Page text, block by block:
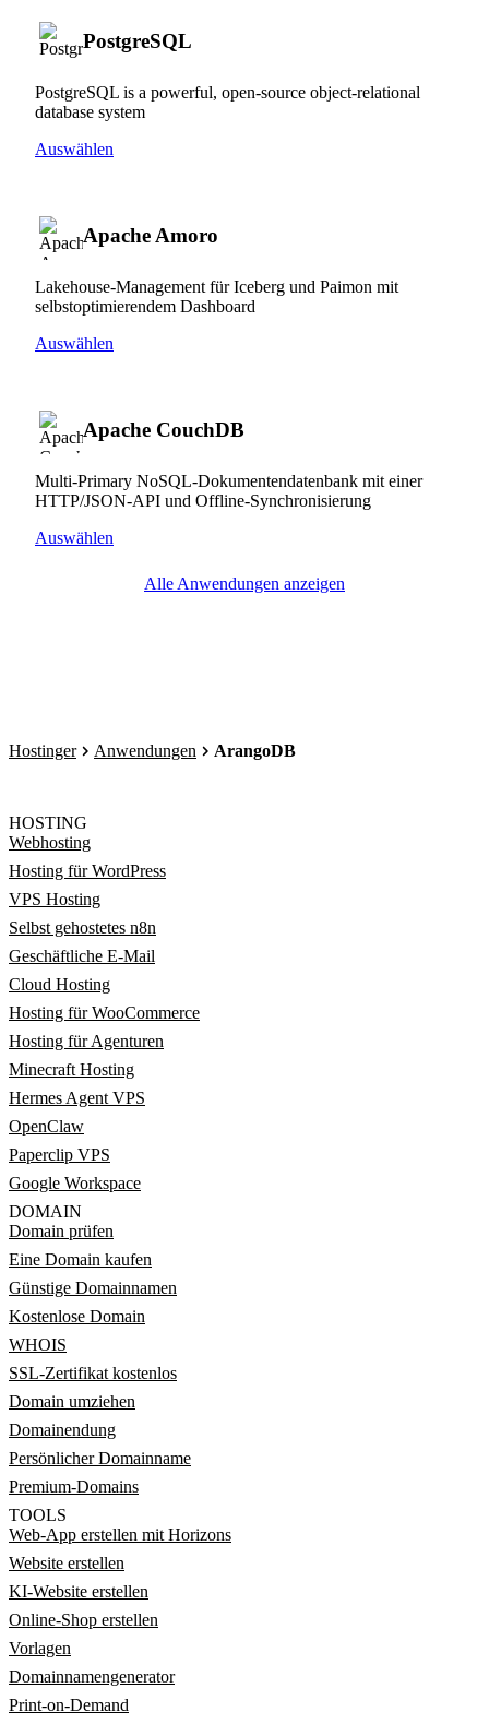
PostgreSQL
PostgreSQL is a powerful, open-source object-relational
database system
Auswählen
Apache Amoro
Lakehouse-Management für Iceberg und Paimon mit
selbstoptimierendem Dashboard
Auswählen
Apache CouchDB
Multi-Primary NoSQL-Dokumentendatenbank mit einer
HTTP/JSON-API und Offline-Synchronisierung
Auswählen
Alle Anwendungen anzeigen
Hostinger Anwendungen ArangoDB
HOSTING
Webhosting
Hosting für WordPress
VPS Hosting
Selbst gehostetes n8n
Geschäftliche E-Mail
Cloud Hosting
Hosting für WooCommerce
Hosting für Agenturen
Minecraft Hosting
Hermes Agent VPS
OpenClaw
Paperclip VPS
Google Workspace
DOMAIN
Domain prüfen
Eine Domain kaufen
Günstige Domainnamen
Kostenlose Domain
WHOIS
SSL-Zertifikat kostenlos
Domain umziehen
Domainendung
Persönlicher Domainname
Premium-Domains
TOOLS
Web-App erstellen mit Horizons
Website erstellen
KI-Website erstellen
Online-Shop erstellen
Vorlagen
Domainnamengenerator
Print-on-Demand